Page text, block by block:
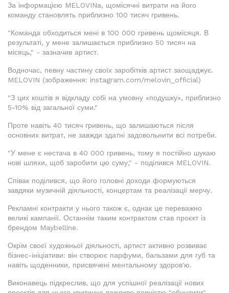
За інформацією MELOVINа, щомісячні витрати на його
команду становлять приблизно 100 тисяч гривень.
"Команда обходиться мені в 100 000 гривень щомісяця. В
результаті, у мене залишається приблизно 50 тисяч на
місяць," - зазначив артист.
Водночас, певну частину своїх заробітків артист заощаджує.
MELOVIN (зображення: instagram.com/melovin_official)
"З цих коштів я відкладу собі на умовну «подушку», приблизно
5-10% від загальної суми."
Проте навіть 40 тисяч гривень, що залишаються після
основних витрат, не завжди здатні задовольнити всі потреби.
"У мене є нестача в 40 000 гривень, тому я постійно шукаю
нові шляхи, щоб заробити цю суму," - поділився MELOVIN.
Співак поділився, що його головні доходи формуються
завдяки музичній діяльності, концертам та реалізації мерчу.
Рекламні контракти у нього також є, однак це переважно
великі кампанії. Останнім таким контрактом став проєкт із
брендом Maybelline.
Окрім своєї художньої діяльності, артист активно розвиває
бізнес-ініціативи: він створює парфуми, бальзами для губ та
навіть щоденники, присвячені ментальному здоров'ю.
Виконавець підкреслив, що для успішної реалізації нових